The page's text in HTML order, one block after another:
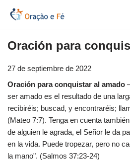
contenido
Oración para
27 de septiembre de 2022
Oración para conquistar al amado
ser amado es el resultado de una
recibiréis; buscad, y encontraréis;
(Mateo 7:7). Tenga en cuenta
de alguien le agrada, el Señor le da
en la vida. Puede tropezar, pero no
la mano". (Salmos 37:23-24)